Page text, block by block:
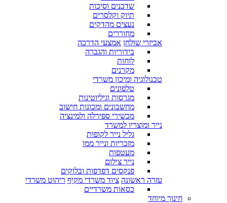
שדכנים וסיכות
תיוק וקלסרים
נעצים מהדקים
מחוררים
אביזרי שולחן אמצעי הדרכה
בידוריות והגברה
לוחות
מקרנים
טכנולוגיה ומיכון משרדי
טלפונים
מגרסות וגיליוטינות
מחשבונים ומכונות חישוב
מכשירי ספירלה ולמינציה
נייר ומוצריו למשרד
גליל נייר לקופות
מזכריות ונייר ממו
מעטפות
נייר צילום
פנקסים דפדפות ובלוקים
עזרה ראשונה ציוד משרדי מקיף ריהוט משרדי
כסאות משרדיים
חינוך מיוחד